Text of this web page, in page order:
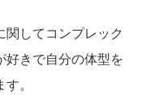
行したことがあるは
ているけど、やっ
関してコンプレック
好きで自分の体型を
。